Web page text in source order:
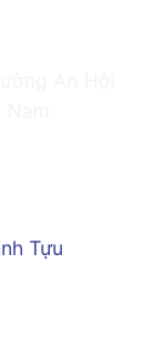
Tựu